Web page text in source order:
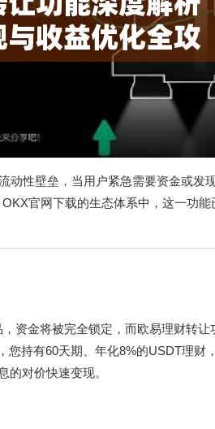
动性壁垒，当用户紧急需要资金或发
OKX官网下载的生态体系中，这一功
资金将被完全锁定，而欧易理财转
持有60天期、年化8%的USDT理财
的对价快速变现。